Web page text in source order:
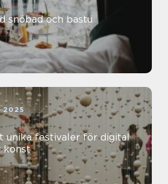
snöbad och bastu
unika festivaler för digital
konst